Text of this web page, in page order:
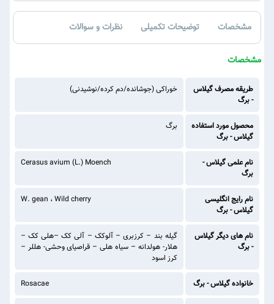
مشخصات توضیحات تکمیلی نظرات و سوالات
مشخصات
طریقه مصرف گیلاس
- برگ
خوراکی (جوشانده/دم کرده/نوشیدنی)
محصول مورد استفاده
گیلاس - برگ
برگ
نام علمی گیلاس -
برگ
Cerasus avium (L.) Moench
نام رایج انگلیسی
گیلاس - برگ
W. gean ، Wild cherry
نام های دیگر گیلاس
- برگ
گیله بند – کرزبری – آلوکک – آلی کک –هلی کک –
هلار- هولدانه – سیاه هلی – قراصیای وحشی- هللر –
کرز اسود
خانواده گیلاس - برگ Rosacae